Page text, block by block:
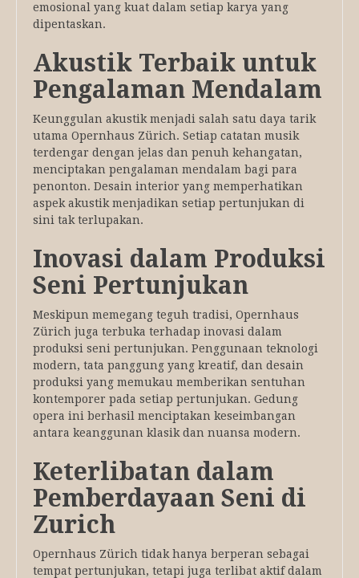
emosional yang kuat dalam setiap karya yang
dipentaskan.
Akustik Terbaik untuk
Pengalaman Mendalam
Keunggulan akustik menjadi salah satu daya tarik
utama Opernhaus Zürich. Setiap catatan musik
terdengar dengan jelas dan penuh kehangatan,
menciptakan pengalaman mendalam bagi para
penonton. Desain interior yang memperhatikan
aspek akustik menjadikan setiap pertunjukan di
sini tak terlupakan.
Inovasi dalam Produksi
Seni Pertunjukan
Meskipun memegang teguh tradisi, Opernhaus
Zürich juga terbuka terhadap inovasi dalam
produksi seni pertunjukan. Penggunaan teknologi
modern, tata panggung yang kreatif, dan desain
produksi yang memukau memberikan sentuhan
kontemporer pada setiap pertunjukan. Gedung
opera ini berhasil menciptakan keseimbangan
antara keanggunan klasik dan nuansa modern.
Keterlibatan dalam
Pemberdayaan Seni di
Zurich
Opernhaus Zürich tidak hanya berperan sebagai
tempat pertunjukan, tetapi juga terlibat aktif dalam